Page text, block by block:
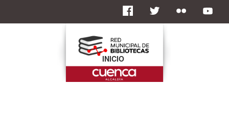
INICIO